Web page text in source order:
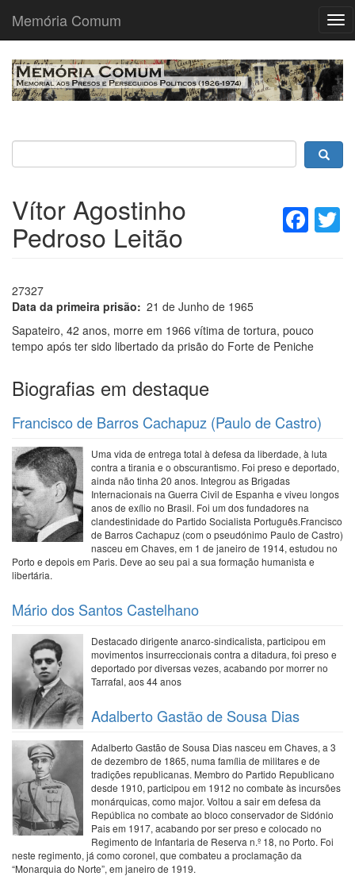
Passar
para
Memória Comum
Vítor Agostinho
Pedroso Leitão
27327
Data da primeira prisão
21 de Junho de 1965
Sapateiro, 42 anos, morre em 1966 vítima de tortura, pouco
tempo após ter sido libertado da prisão do Forte de Peniche
Biografias em destaque
Francisco de Barros Cachapuz (Paulo de Castro)
Uma vida de entrega total à defesa da liberdade, à luta
contra a tirania e o obscurantismo. Foi preso e deportado,
ainda não tinha 20 anos. Integrou as Brigadas
Internacionais na Guerra Civil de Espanha e viveu longos
anos de exílio no Brasil. Foi um dos fundadores na
clandestinidade do Partido Socialista Português.Francisco
de Barros Cachapuz (com o pseudónimo Paulo de Castro)
nasceu em Chaves, em 1 de janeiro de 1914, estudou no
Porto e depois em Paris. Deve ao seu pai a sua formação humanista e
libertária.
Mário dos Santos Castelhano
Destacado dirigente anarco-sindicalista, participou em
movimentos insurreccionais contra a ditadura, foi preso e
deportado por diversas vezes, acabando por morrer no
Tarrafal, aos 44 anos
Adalberto Gastão de Sousa Dias
Adalberto Gastão de Sousa Dias nasceu em Chaves, a 3
de dezembro de 1865, numa família de militares e de
tradições republicanas. Membro do Partido Republicano
desde 1910, participou em 1912 no combate às incursões
monárquicas, como major. Voltou a sair em defesa da
República no combate ao bloco conservador de Sidónio
Pais em 1917, acabando por ser preso e colocado no
Regimento de Infantaria de Reserva n.º 18, no Porto. Foi
neste regimento, já como coronel, que combateu a proclamação da
“Monarquia do Norte”, em janeiro de 1919.